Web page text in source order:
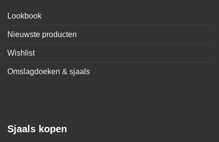
Lookbook
Nieuwste producten
Wishlist
Omslagdoeken & sjaals
Sjaals kopen